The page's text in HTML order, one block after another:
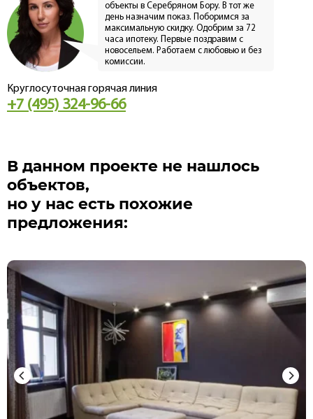
объекты в Серебряном Бору. В тот же
день назначим показ. Поборимся за
максимальную скидку. Одобрим за 72
часа ипотеку. Первые поздравим с
новосельем. Работаем с любовью и без
комиссии.
Круглосуточная горячая линия
+7 (495) 324-96-66
В данном проекте не нашлось
объектов,
но у нас есть похожие
предложения: